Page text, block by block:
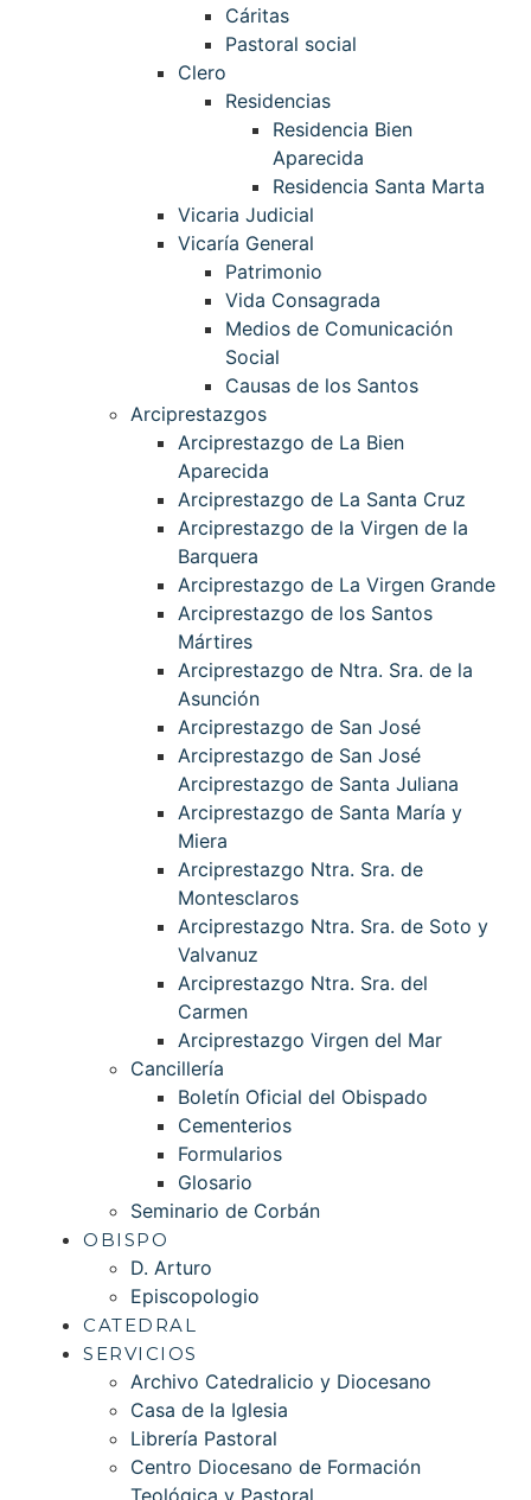
Cáritas
Pastoral social
Clero
Residencias
Residencia Bien
Aparecida
Residencia Santa Marta
Vicaria Judicial
Vicaría General
Patrimonio
Vida Consagrada
Medios de Comunicación
Social
Causas de los Santos
Arciprestazgos
Arciprestazgo de La Bien
Aparecida
Arciprestazgo de La Santa Cruz
Arciprestazgo de la Virgen de la
Barquera
Arciprestazgo de La Virgen Grande
Arciprestazgo de los Santos
Mártires
Arciprestazgo de Ntra. Sra. de la
Asunción
Arciprestazgo de San José
Arciprestazgo de San José
Arciprestazgo de Santa Juliana
Arciprestazgo de Santa María y
Miera
Arciprestazgo Ntra. Sra. de
Montesclaros
Arciprestazgo Ntra. Sra. de Soto y
Valvanuz
Arciprestazgo Ntra. Sra. del
Carmen
Arciprestazgo Virgen del Mar
Cancillería
Boletín Oficial del Obispado
Cementerios
Formularios
Glosario
Seminario de Corbán
OBISPO
D. Arturo
Episcopologio
CATEDRAL
SERVICIOS
Archivo Catedralicio y Diocesano
Casa de la Iglesia
Librería Pastoral
Centro Diocesano de Formación
Teológica y Pastoral